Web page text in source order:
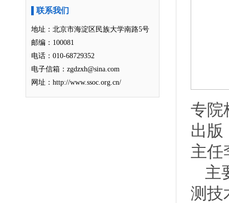
联系我们
地址：北京市海淀区民族大学南路5号
邮编：100081
电话：010-68729352
电子信箱：zgdzxh@sina.com
网址：http://www.ssoc.org.cn/
专院
出版
主任
主
测技